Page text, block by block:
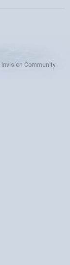
Invision Community